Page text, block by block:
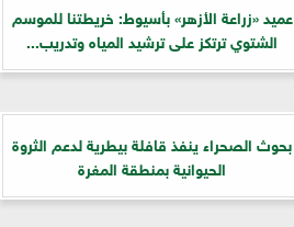
عميد «زراعة الأزهر» بأسيوط: خريطتنا للموسم
الشتوي ترتكز على ترشيد المياه وتدريب...
بحوث الصحراء ينفذ قافلة بيطرية لدعم الثروة
الحيوانية بمنطقة المغرة